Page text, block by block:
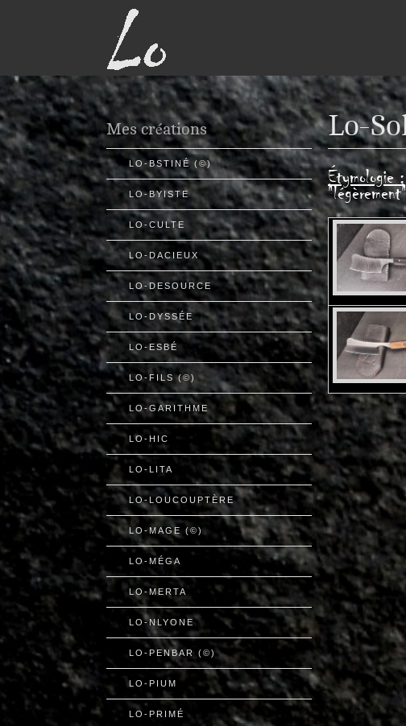
Mes créations
LO-BSTINÉ (©)
LO-BYISTE
LO-CULTE
LO-DACIEUX
LO-DESOURCE
LO-DYSSÉE
LO-ESBÉ
LO-FILS (©)
LO-GARITHME
LO-HIC
LO-LITA
LO-LOUCOUPTÈRE
LO-MAGE (©)
LO-MÉGA
LO-MERTA
LO-NLYONE
LO-PENBAR (©)
LO-PIUM
LO-PRIMÉ
Lo-
Étymologie :